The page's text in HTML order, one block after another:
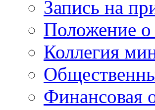
Запись на
Положение
Коллегия
Финансовая